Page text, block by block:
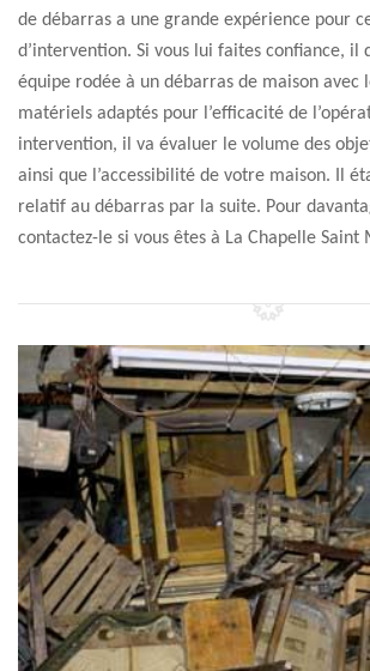
de débarras a une grande expérience pour
d’intervention. Si vous lui faites confiance, il
équipe rodée à un débarras de maison avec
matériels adaptés pour l’efficacité de
intervention, il va évaluer le volume des
ainsi que l’accessibilité de votre maison. Il
relatif au débarras par la suite. Pour
contactez-le si vous êtes à La Chapelle Saint